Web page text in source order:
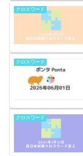
クロスワード
クロスワード
クロスワード